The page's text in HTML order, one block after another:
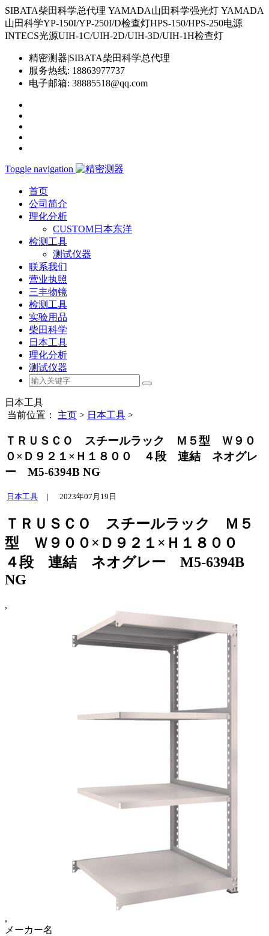
SIBATA柴田科学总代理 YAMADA山田科学强光灯 YAMADA
山田科学YP-150I/YP-250I/D检查灯HPS-150/HPS-250电源
INTECS光源UIH-1C/UIH-2D/UIH-3D/UIH-1H检查灯
精密测器|SIBATA柴田科学总代理
服务热线: 18863977737
电子邮箱: 38885518@qq.com
Toggle navigation
首页
公司简介
理化分析
CUSTOM日本东洋
检测工具
测试仪器
联系我们
营业执照
三丰物镜
检测工具
实验用品
柴田科学
日本工具
理化分析
测试仪器
日本工具
当前位置： 主页 > 日本工具 >
ＴＲＵＳＣＯ スチールラック Ｍ５型 Ｗ９０
０×Ｄ９２１×Ｈ１８００ ４段 連結 ネオグレ
ー M5-6394B NG
日本工具 | 2023年07月19日
ＴＲＵＳＣＯ スチールラック Ｍ５
型 Ｗ９００×Ｄ９２１×Ｈ１８００
４段 連結 ネオグレー M5-6394B
NG
,
,
メーカー名